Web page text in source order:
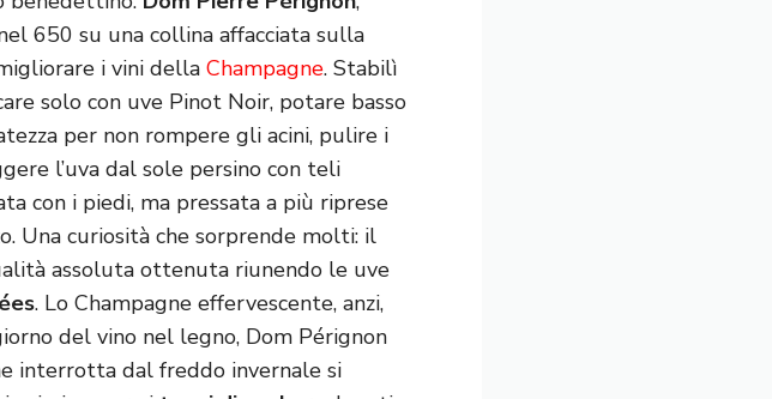
650 su una collina affacciata sulla
i vini della Champagne. Stabilì
solo con uve Pinot Noir, potare basso
per non rompere gli acini, pulire i
l’uva dal sole persino con teli
con i piedi, ma pressata a più riprese
Una curiosità che sorprende molti: il
assoluta ottenuta riunendo le uve
. Lo Champagne effervescente, anzi,
del vino nel legno, Dom Pérignon
interrotta dal freddo invernale si